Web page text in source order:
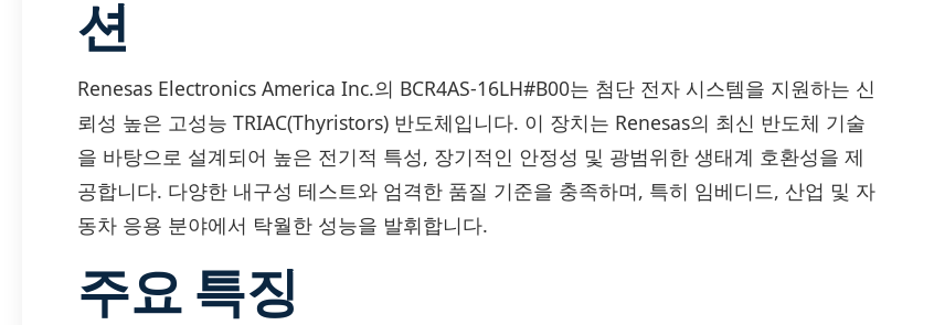
션
Renesas Electronics America Inc.의 BCR4AS-16LH#B00는 첨단 전자 시스템을 지원하는 신
뢰성 높은 고성능 TRIAC(Thyristors) 반도체입니다. 이 장치는 Renesas의 최신 반도체 기술
을 바탕으로 설계되어 높은 전기적 특성, 장기적인 안정성 및 광범위한 생태계 호환성을 제
공합니다. 다양한 내구성 테스트와 엄격한 품질 기준을 충족하며, 특히 임베디드, 산업 및 자
동차 응용 분야에서 탁월한 성능을 발휘합니다.
주요 특징